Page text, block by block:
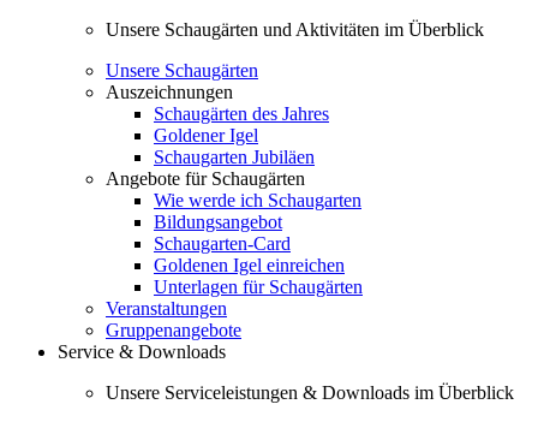
Unsere Schaugärten und Aktivitäten im Überblick
Unsere Schaugärten
Auszeichnungen
Schaugärten des Jahres
Goldener Igel
Schaugarten Jubiläen
Angebote für Schaugärten
Wie werde ich Schaugarten
Bildungsangebot
Schaugarten-Card
Goldenen Igel einreichen
Unterlagen für Schaugärten
Veranstaltungen
Gruppenangebote
Service & Downloads
Unsere Serviceleistungen & Downloads im Überblick